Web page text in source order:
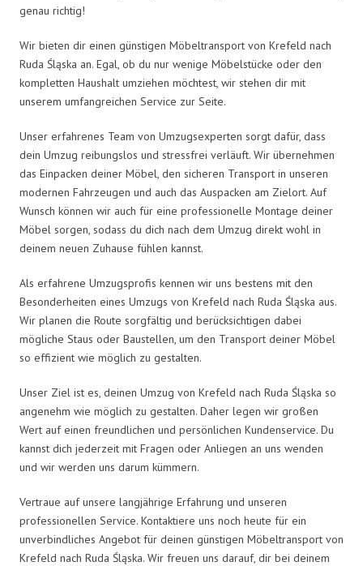
genau richtig!
Wir bieten dir einen günstigen Möbeltransport von Krefeld nach
Ruda Śląska an. Egal, ob du nur wenige Möbelstücke oder den
kompletten Haushalt umziehen möchtest, wir stehen dir mit
unserem umfangreichen Service zur Seite.
Unser erfahrenes Team von Umzugsexperten sorgt dafür, dass
dein Umzug reibungslos und stressfrei verläuft. Wir übernehmen
das Einpacken deiner Möbel, den sicheren Transport in unseren
modernen Fahrzeugen und auch das Auspacken am Zielort. Auf
Wunsch können wir auch für eine professionelle Montage deiner
Möbel sorgen, sodass du dich nach dem Umzug direkt wohl in
deinem neuen Zuhause fühlen kannst.
Als erfahrene Umzugsprofis kennen wir uns bestens mit den
Besonderheiten eines Umzugs von Krefeld nach Ruda Śląska aus.
Wir planen die Route sorgfältig und berücksichtigen dabei
mögliche Staus oder Baustellen, um den Transport deiner Möbel
so effizient wie möglich zu gestalten.
Unser Ziel ist es, deinen Umzug von Krefeld nach Ruda Śląska so
angenehm wie möglich zu gestalten. Daher legen wir großen
Wert auf einen freundlichen und persönlichen Kundenservice. Du
kannst dich jederzeit mit Fragen oder Anliegen an uns wenden
und wir werden uns darum kümmern.
Vertraue auf unsere langjährige Erfahrung und unseren
professionellen Service. Kontaktiere uns noch heute für ein
unverbindliches Angebot für deinen günstigen Möbeltransport von
Krefeld nach Ruda Śląska. Wir freuen uns darauf, dir bei deinem